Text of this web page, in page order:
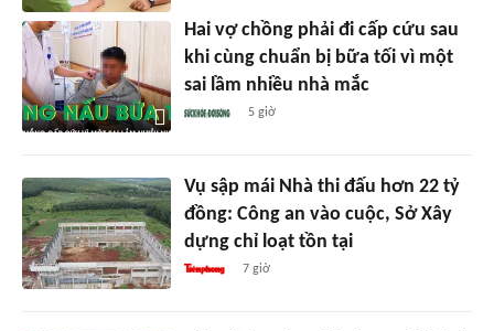
Hai vợ chồng phải đi cấp cứu sau
khi cùng chuẩn bị bữa tối vì một
sai lầm nhiều nhà mắc
5 giờ
Vụ sập mái Nhà thi đấu hơn 22 tỷ
đồng: Công an vào cuộc, Sở Xây
dựng chỉ loạt tồn tại
7 giờ